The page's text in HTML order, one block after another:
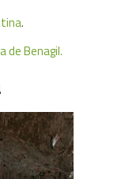
.
de Benagil.